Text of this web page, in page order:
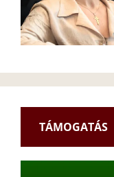
TÁMOGATÁS